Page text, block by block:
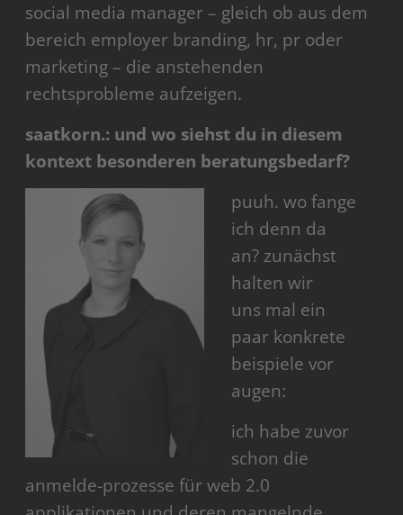
social media manager – gleich ob aus dem
bereich employer branding, hr, pr oder
marketing – die anstehenden
rechtsprobleme aufzeigen.
saatkorn.: und wo siehst du in diesem
kontext besonderen beratungsbedarf?
puuh. wo fange
ich denn da
an? zunächst
halten wir
uns mal ein
paar konkrete
beispiele vor
augen:
ich habe zuvor
schon die
anmelde-prozesse für web 2.0